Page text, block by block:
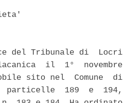
del Tribunale di  Locri
il  1°  novembre
sito nel  Comune  di
189  e  194,